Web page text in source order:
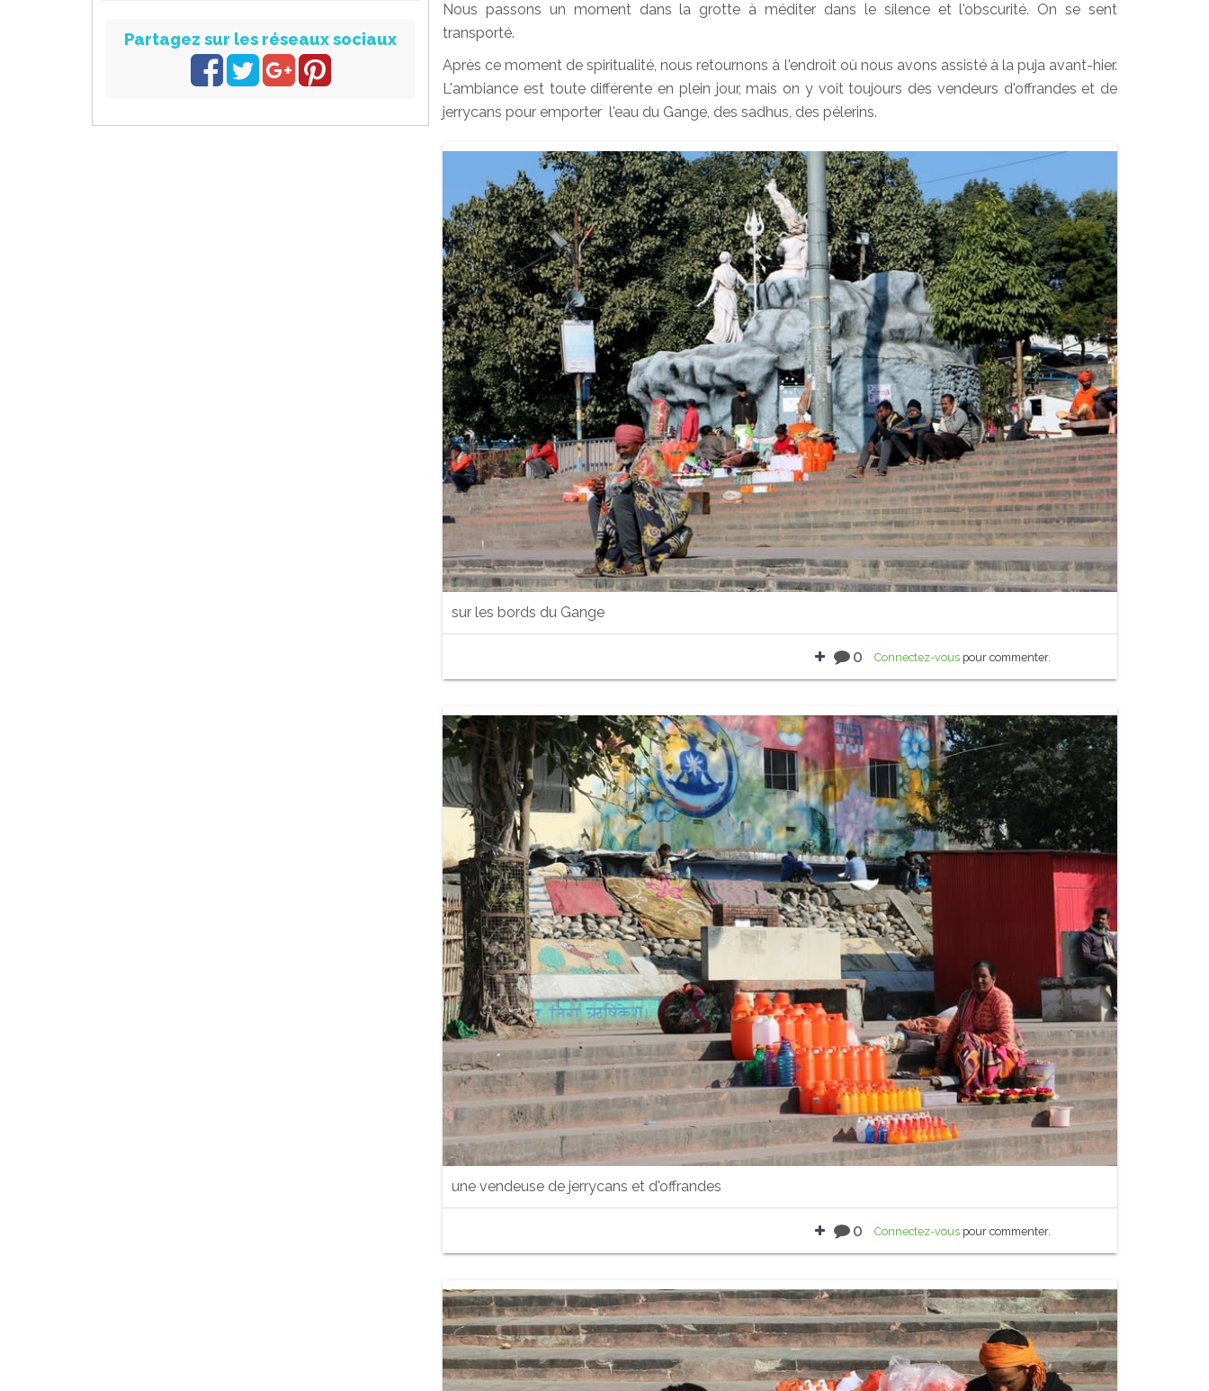
Nous passons un moment dans la grotte à méditer dans le silence et l'obscurité. On se sent
transporté.
Après ce moment de spiritualité, nous retournons à l'endroit où nous avons assisté à la puja avant-hier.
L'ambiance est toute différente en plein jour, mais on y voit toujours des vendeurs d'offrandes et de
jerrycans pour emporter l'eau du Gange, des sadhus, des pélerins.
sur les bords du Gange
0 Connectez-vous pour commenter.
une vendeuse de jerrycans et d'offrandes
0 Connectez-vous pour commenter.
Partagez sur les réseaux sociaux